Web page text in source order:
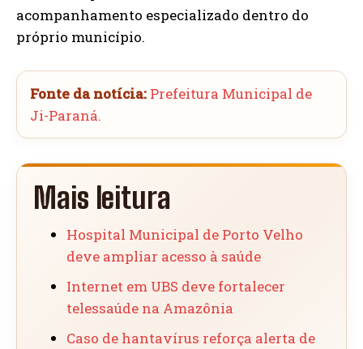
acompanhamento especializado dentro do
próprio município.
Fonte da notícia: Prefeitura Municipal de
Ji-Paraná.
Mais leitura
Hospital Municipal de Porto Velho
deve ampliar acesso à saúde
Internet em UBS deve fortalecer
telessaúde na Amazônia
Caso de hantavírus reforça alerta de